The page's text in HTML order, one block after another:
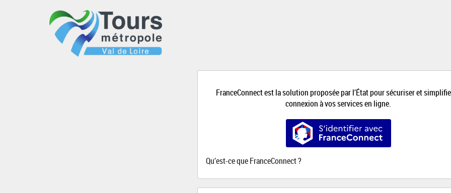
FranceConnect est la solution proposée par l’État pour sécuriser et
connexion à vos services en ligne.
S’identifier avec FranceConnect
Qu’est-ce que FranceConnect ?